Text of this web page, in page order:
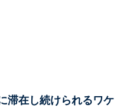
滞在し続けられるワケ